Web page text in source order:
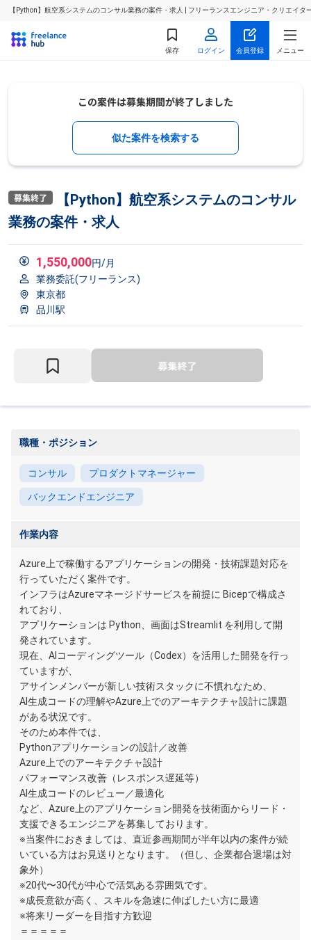
【Python】航空系システムのコンサル業務の案件・求人 | フリーランスエンジニア・クリエイタ
保存 ログイン 会員登録 メニュー
似た案件を検索する
【Python】航空系システムのコンサル
業務の案件・求人
1,550,000円/月
業務委託(フリーランス)
東京都
品川駅
職種・ポジション
コンサル プロダクトマネージャー
バックエンドエンジニア
作業内容
Azure上で稼働するアプリケーションの開発・技術課題対応を
行っていただく案件です。
インフラはAzureマネージドサービスを前提に Bicepで構成さ
れており、
アプリケーションは Python、画面はStreamlit を利用して開
発されています。
現在、AIコーディングツール（Codex）を活用した開発を行っ
ていますが、
アサインメンバーが新しい技術スタックに不慣れなため、
AI生成コードの理解やAzure上でのアーキテクチャ設計に課題
がある状況です。
そのため本件では、
Pythonアプリケーションの設計／改善
Azure上でのアーキテクチャ設計
パフォーマンス改善（レスポンス遅延等）
AI生成コードのレビュー／最適化
など、Azure上のアプリケーション開発を技術面からリード・
支援できるエンジニアを募集しております。
※当案件におきましては、直近参画期間が半年以内の案件が続
いている方はお見送りとなります。（但し、企業都合退場は対
象外）
※20代〜30代が中心で活気ある雰囲気です。
※成長意欲が高く、スキルを急速に伸ばしたい方に最適
※将来リーダーを目指す方歓迎
＝＝＝＝＝